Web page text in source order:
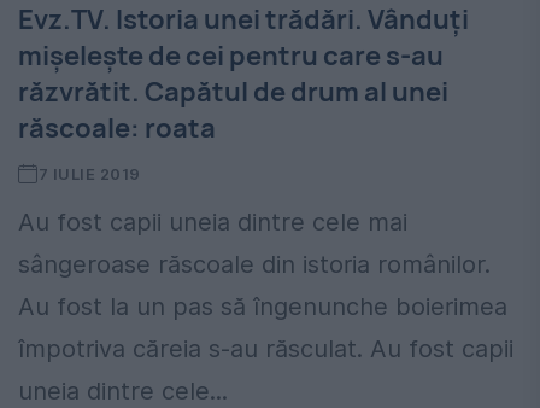
Evz.TV. Istoria unei trădări. Vânduți
mișelește de cei pentru care s-au
răzvrătit. Capătul de drum al unei
răscoale: roata
7 IULIE 2019
Au fost capii uneia dintre cele mai
sângeroase răscoale din istoria românilor.
Au fost la un pas să îngenunche boierimea
împotriva căreia s-au răsculat. Au fost capii
uneia dintre cele...